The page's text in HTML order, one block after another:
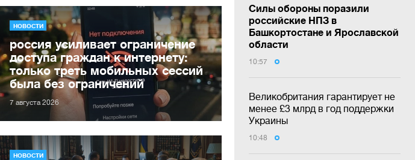
Силы обороны поразили
российские НПЗ в
Башкортостане и Ярославской
области
10:57
Великобритания гарантирует не
менее £3 млрд в год поддержки
Украины
10:48
НОВОСТИ
россия усиливает ограничение
доступа граждан к интернету:
только треть мобильных сессий
была без ограничений
7 августа 2026
НОВОСТИ